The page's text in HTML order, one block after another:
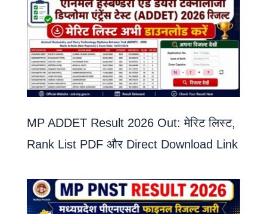
MP ADDET Result 2026 Out: मेरिट लिस्ट,
Rank List PDF और Direct Download Link